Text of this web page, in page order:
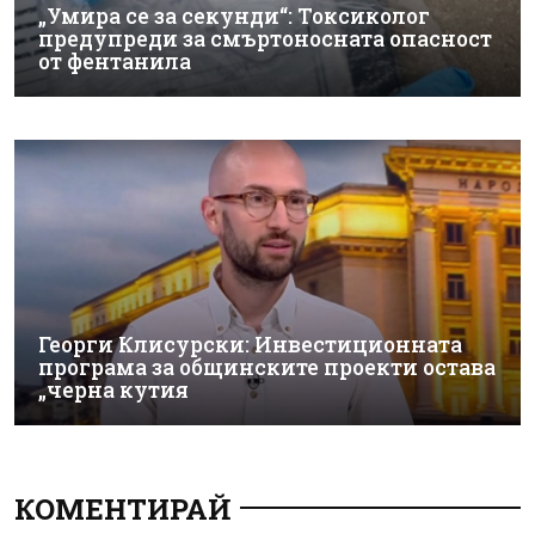
„Умира се за секунди“: Токсиколог
предупреди за смъртоносната опасност
от фентанила
Георги Клисурски: Инвестиционната
програма за общинските проекти остава
„черна кутия
КОМЕНТИРАЙ